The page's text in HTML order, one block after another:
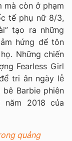
mà còn ở phạm
tế phụ nữ 8/3,
tạo ra những
hứng để tôn
Những chiến
Fearless Girl
tri ân ngày lễ
Barbie phiên
2018 của
quảng